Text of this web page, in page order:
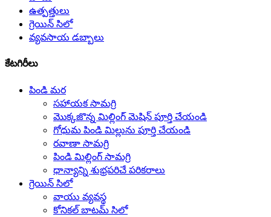
ఉత్పత్తులు
గ్రెయిన్ సిలో
వ్యవసాయ డబ్బాలు
కేటగిరీలు
పిండి మర
సహాయక సామగ్రి
మొక్కజొన్న మిల్లింగ్ మెషిన్ పూర్తి చేయండి
గోధుమ పిండి మిల్లును పూర్తి చేయండి
రవాణా సామగ్రి
పిండి మిల్లింగ్ సామగ్రి
ధాన్యాన్ని శుభ్రపరిచే పరికరాలు
గ్రెయిన్ సిలో
వాయు వ్యవస్థ
కోనికల్ బాటమ్ సిలో